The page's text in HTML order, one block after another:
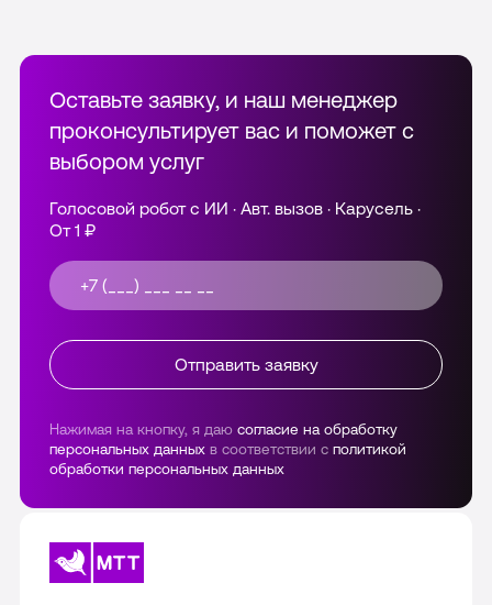
Оставьте заявку, и наш менеджер
проконсультирует вас и поможет с
выбором услуг
Голосовой робот с ИИ · Авт. вызов · Карусель ·
От 1 ₽
Отправить заявку
Нажимая на кнопку, я даю согласие на обработку
персональных данных в соответствии с политикой
обработки персональных данных